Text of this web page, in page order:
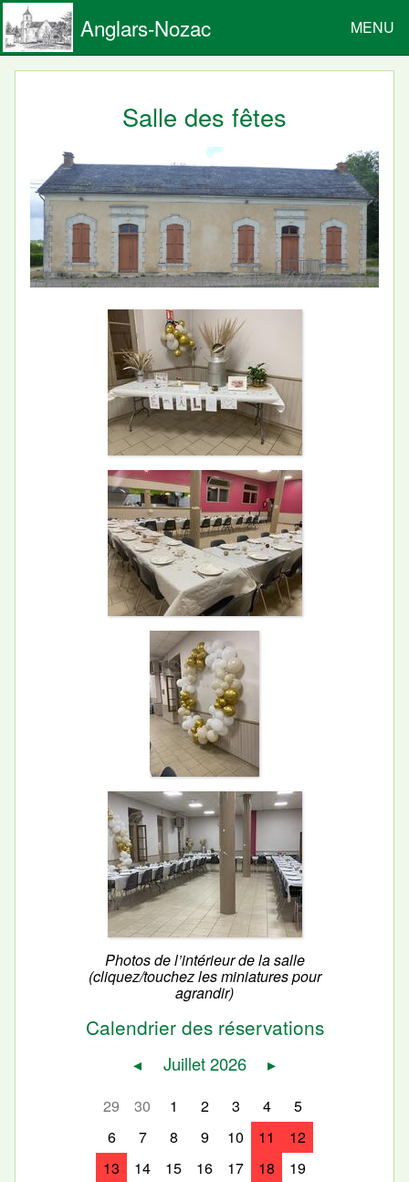
Anglars-Nozac MENU
Salle des fêtes
Photos de l’intérieur de la salle
(cliquez/touchez les miniatures pour
agrandir)
Calendrier des réservations
◂ Juillet 2026 ▸
29 30 1 2 3 4
5
6
7 8 9 10 11
12
13
14 15 16 17 18
19